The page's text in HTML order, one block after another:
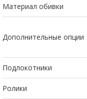
Материал обивки
Дополнительные опции
Подлокотники
Ролики